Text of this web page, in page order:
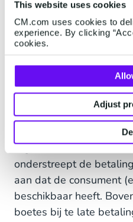
This website uses cookies
CM.com uses cookies to
experience. By clicking
cookies.
Adjust
consumenten vertrouwd
Wat in3 onderscheidt,
verantwoord
kredietcontrole plaats
bestedingslimiet. Zo
consumenten meer
dragen. Bij het
direct een derde van
afgerekend. Dit
onderstreept de
aan dat de consument
beschikbaar heeft.
boetes bij te late